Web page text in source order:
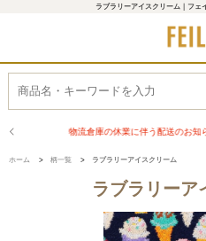
ラブラリーアイスクリーム｜フェ
商品配送
ホーム > 柄一覧 > ラブラリーアイスクリーム
ラブラリーア